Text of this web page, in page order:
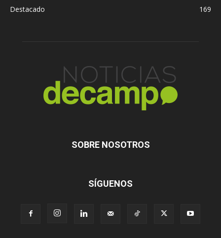
Destacado
169
SOBRE NOSOTROS
SÍGUENOS